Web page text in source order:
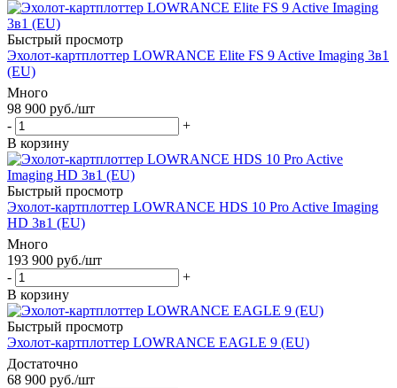
Быстрый просмотр
Эхолот-картплоттер LOWRANCE Elite FS 9 Active Imaging 3в1
(EU)
Много
98 900 руб./шт
-
+
В корзину
Быстрый просмотр
Эхолот-картплоттер LOWRANCE HDS 10 Pro Active Imaging
HD 3в1 (EU)
Много
193 900 руб./шт
-
+
В корзину
Быстрый просмотр
Эхолот-картплоттер LOWRANCE EAGLE 9 (EU)
Достаточно
68 900 руб./шт